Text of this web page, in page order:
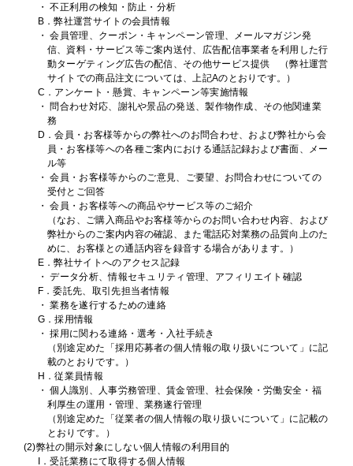
・ 不正利用の検知・防止・分析
B．弊社運営サイトの会員情報
・ 会員管理、クーポン・キャンペーン管理、メールマガジン発
信、資料・サービス等ご案内送付、広告配信事業者を利用した行
動ターゲティング広告の配信、その他サービス提供 （弊社運営
サイトでの商品注文については、上記Aのとおりです。）
C．アンケート・懸賞、キャンペーン等実施情報
・ 問合わせ対応、謝礼や景品の発送、製作物作成、その他関連業
務
D．会員・お客様等からの弊社へのお問合わせ、および弊社から会
員・お客様等への各種ご案内における通話記録および書面、メー
ル等
・ 会員・お客様等からのご意見、ご要望、お問合わせについての
受付とご回答
・ 会員・お客様等への商品やサービス等のご紹介
（なお、ご購入商品やお客様等からのお問い合わせ内容、および
弊社からのご案内内容の確認、また電話応対業務の品質向上のた
めに、お客様との通話内容を録音する場合があります。）
E．弊社サイトへのアクセス記録
・ データ分析、情報セキュリティ管理、アフィリエイト確認
F．委託先、取引先担当者情報
・ 業務を遂行するための連絡
G．採用情報
・ 採用に関わる連絡・選考・入社手続き
（別途定めた「採用応募者の個人情報の取り扱いについて」に記
載のとおりです。）
H．従業員情報
・ 個人識別、人事労務管理、賃金管理、社会保険・労働安全・福
利厚生の運用・管理、業務遂行管理
（別途定めた「従業者の個人情報の取り扱いについて」に記載の
とおりです。）
(2)弊社の開示対象にしない個人情報の利用目的
I．受託業務にて取得する個人情報